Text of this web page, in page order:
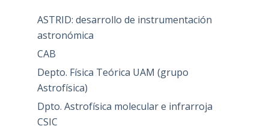
ASTRID: desarrollo de instrumentación
astronómica
CAB
Depto. Física Teórica UAM (grupo
Astrofísica)
Dpto. Astrofísica molecular e infrarroja
CSIC